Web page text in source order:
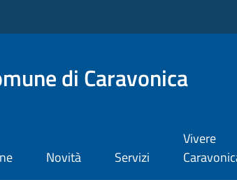
di Caravonica
Novità Servizi
Vivere